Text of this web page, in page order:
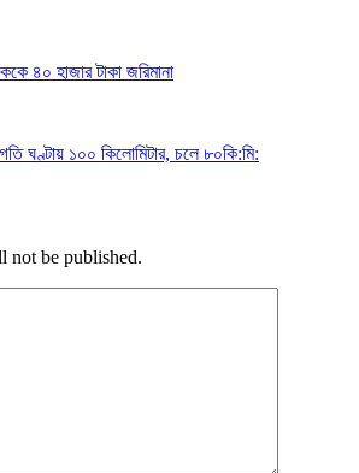
৪০ হাজার টাকা জরিমানা
গতি ঘণ্টায় ১০০ কিলোমিটার, চলে ৮০কি:মি:
not be published.